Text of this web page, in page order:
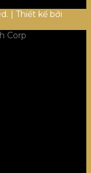
| Thiết kế bởi